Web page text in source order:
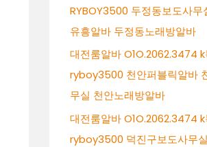
RYBOY3500 두정동보도사무
유흥알바 두정동노래방알바
대전룸알바 O1O.2062.3474 k
ryboy3500 천안퍼블릭알바
무실 천안노래방알바
대전룸알바 O1O.2062.3474 k
ryboy3500 덕진구보도사무